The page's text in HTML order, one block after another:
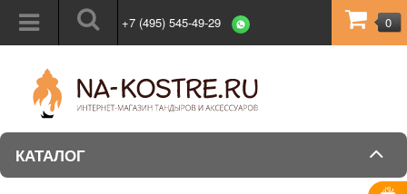
+7 (495) 545-49-29 0
КАТАЛОГ